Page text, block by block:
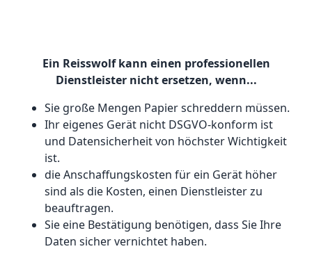
Ein Reisswolf kann einen professionellen
Dienstleister nicht ersetzen, wenn...
Sie große Mengen Papier schreddern müssen.
Ihr eigenes Gerät nicht DSGVO-konform ist
und Datensicherheit von höchster Wichtigkeit
ist.
die Anschaffungskosten für ein Gerät höher
sind als die Kosten, einen Dienstleister zu
beauftragen.
Sie eine Bestätigung benötigen, dass Sie Ihre
Daten sicher vernichtet haben.